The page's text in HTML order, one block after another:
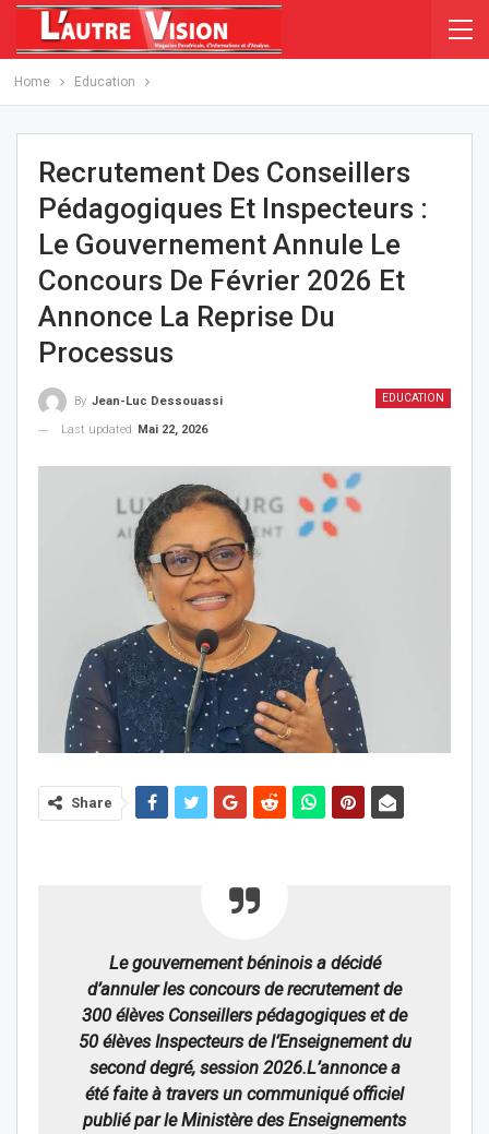
Home Education
Recrutement Des Conseillers
Pédagogiques Et Inspecteurs :
Le Gouvernement Annule Le
Concours De Février 2026 Et
Annonce La Reprise Du
Processus
EDUCATION
By Jean-Luc Dessouassi
Last updated
Mai 22, 2026
Share
Le gouvernement béninois a décidé
d’annuler les concours de recrutement de
300 élèves Conseillers pédagogiques et de
50 élèves Inspecteurs de l’Enseignement du
second degré, session 2026.L’annonce a
été faite à travers un communiqué officiel
publié par le Ministère des Enseignements